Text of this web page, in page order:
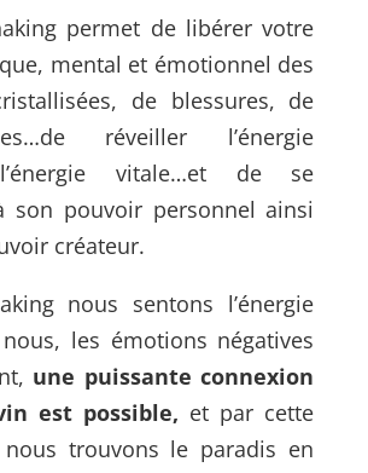
permet de libérer votre
mental et émotionnel des
de blessures, de
de réveiller l’énergie
vitale…et de se
son pouvoir personnel ainsi
créateur.
nous sentons l’énergie
les émotions négatives
une puissante connexion
est possible, et par cette
nous trouvons le paradis en